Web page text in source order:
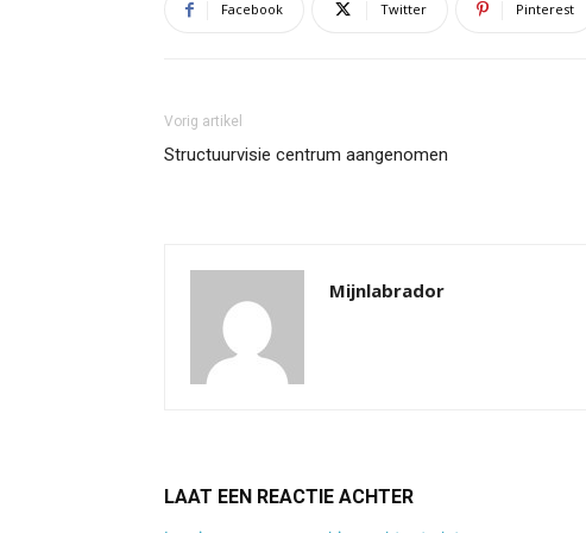
Facebook Twitter Pinterest
Vorig artikel
Structuurvisie centrum aangenomen
Mijnlabrador
LAAT EEN REACTIE ACHTER